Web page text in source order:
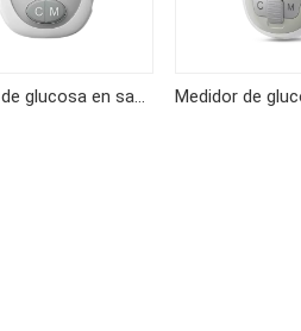
Medidor de glucosa en sangre KF-B10